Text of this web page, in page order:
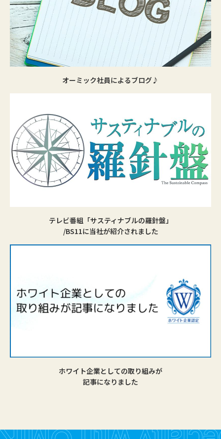
オーミック社員によるブログ♪
テレビ番組「サスティナブルの羅針盤」
/BS11に当社が紹介されました
ホワイト企業としての取り組みが
記事になりました